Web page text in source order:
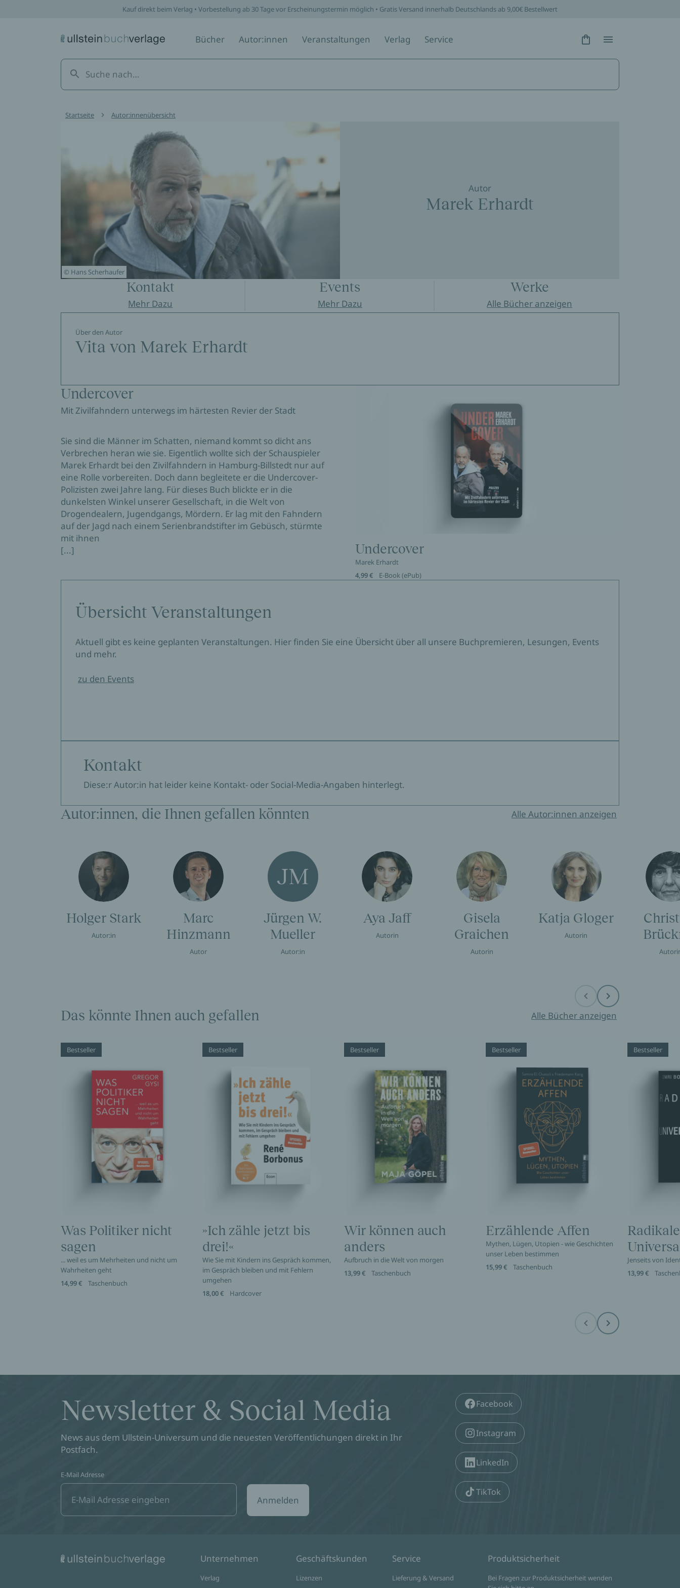
Kauf direkt beim Verlag • Vorbestellung ab 30 Tage vor Erscheinungstermin möglich • Gratis Versand innerhalb Deutschlands ab 9,00€ Bestellwert
Bücher Autor:innen Veranstaltungen Verlag Service Hidden Text
Hidden Text
Startseite Autor:innenübersicht
© Hans Scherhaufer
Autor
Marek Erhardt
Kontakt
Mehr Dazu
Events
Mehr Dazu
Werke
Alle Bücher anzeigen
Über den Autor
Vita von Marek Erhardt
Undercover
Mit Zivilfahndern unterwegs im härtesten Revier der Stadt
Sie sind die Männer im Schatten, niemand kommt so dicht ans
Verbrechen heran wie sie. Eigentlich wollte sich der Schauspieler
Marek Erhardt bei den Zivilfahndern in Hamburg-Billstedt nur auf
eine Rolle vorbereiten. Doch dann begleitete er die Undercover-
Polizisten zwei Jahre lang. Für dieses Buch blickte er in die
dunkelsten Winkel unserer Gesellschaft, in die Welt von
Drogendealern, Jugendgangs, Mördern. Er lag mit den Fahndern
auf der Jagd nach einem Serienbrandstifter im Gebüsch, stürmte
mit ihnen
[...]
Undercover
Marek Erhardt
4,99 €
E-Book (ePub)
Übersicht Veranstaltungen
Aktuell gibt es keine geplanten Veranstaltungen. Hier finden Sie eine Übersicht über all unsere Buchpremieren, Lesungen, Events
und mehr.
zu den Events
Kontakt
Diese:r Autor:in hat leider keine Kontakt- oder Social-Media-Angaben hinterlegt.
Autor:innen, die Ihnen gefallen könnten Alle Autor:innen anzeigen
Holger Stark
Autor:in
Marc
Hinzmann
Autor
JM
Jürgen W.
Mueller
Autor:in
Aya Jaff
Autorin
Gisela
Graichen
Autorin
Katja Gloger
Autorin
Before Next
Das könnte Ihnen auch gefallen Alle Bücher anzeigen
Bestseller
Was Politiker nicht
sagen
... weil es um Mehrheiten und nicht um
Wahrheiten geht
14,99 €
Taschenbuch
Bestseller
»Ich zähle jetzt bis
drei!«
Wie Sie mit Kindern ins Gespräch kommen,
im Gespräch bleiben und mit Fehlern
umgehen
18,00 €
Hardcover
Bestseller
Wir können auch
anders
Aufbruch in die Welt von morgen
13,99 €
Taschenbuch
Bestseller
Erzählende Affen
Mythen, Lügen, Utopien - wie Geschichten
unser Leben bestimmen
15,99 €
Taschenbuch
Bestseller
Jenseits von
13,99 €
Before Next
Newsletter & Social Media
News aus dem Ullstein-Universum und die neuesten Veröffentlichungen direkt in Ihr
Postfach.
E-Mail Adresse
Anmelden
Facebook
Instagram
LinkedIn
TikTok
Unternehmen
Verlag
Geschäftskunden
Lizenzen
Service
Lieferung & Versand
Produktsicherheit
Bei Fragen zur Produktsicherheit wenden